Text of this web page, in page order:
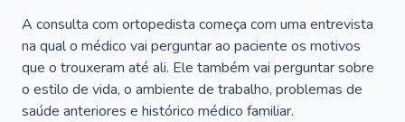
A consulta com ortopedista começa com uma entrevista
na qual o médico vai perguntar ao paciente os motivos
que o trouxeram até ali. Ele também vai perguntar sobre
o estilo de vida, o ambiente de trabalho, problemas de
saúde anteriores e histórico médico familiar.